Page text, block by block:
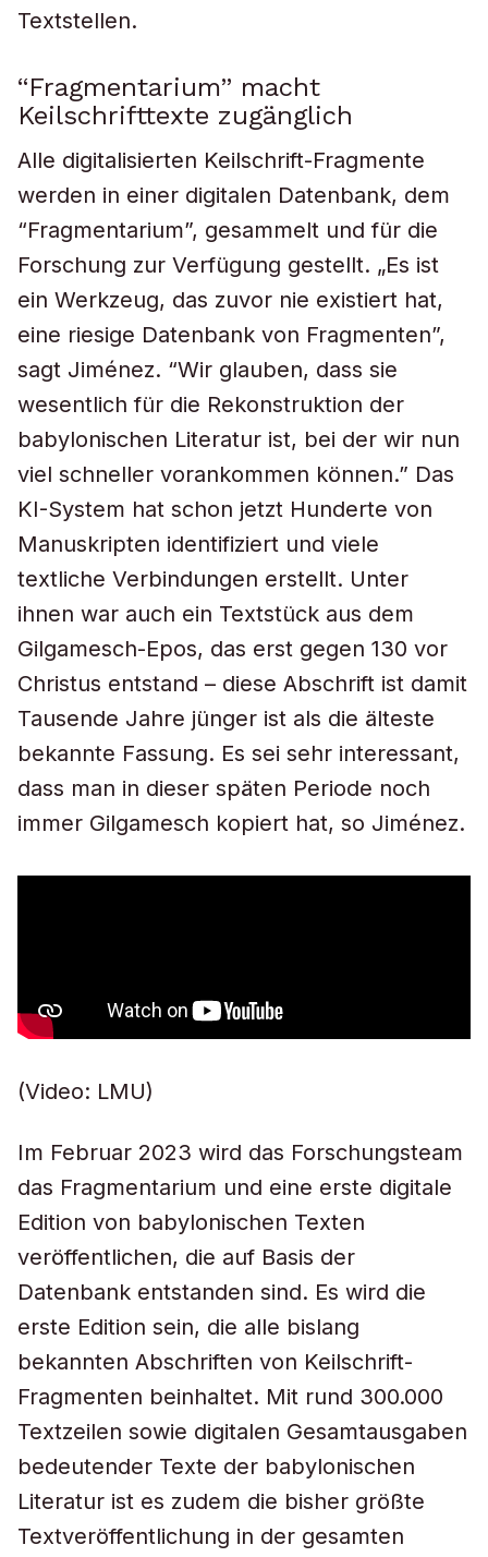
Textstellen.
“Fragmentarium” macht
Keilschrifttexte zugänglich
Alle digitalisierten Keilschrift-Fragmente
werden in einer digitalen Datenbank, dem
“Fragmentarium”, gesammelt und für die
Forschung zur Verfügung gestellt. „Es ist
ein Werkzeug, das zuvor nie existiert hat,
eine riesige Datenbank von Fragmenten”,
sagt Jiménez. “Wir glauben, dass sie
wesentlich für die Rekonstruktion der
babylonischen Literatur ist, bei der wir nun
viel schneller vorankommen können.” Das
KI-System hat schon jetzt Hunderte von
Manuskripten identifiziert und viele
textliche Verbindungen erstellt. Unter
ihnen war auch ein Textstück aus dem
Gilgamesch-Epos, das erst gegen 130 vor
Christus entstand – diese Abschrift ist damit
Tausende Jahre jünger ist als die älteste
bekannte Fassung. Es sei sehr interessant,
dass man in dieser späten Periode noch
immer Gilgamesch kopiert hat, so Jiménez.
(Video: LMU)
Im Februar 2023 wird das Forschungsteam
das Fragmentarium und eine erste digitale
Edition von babylonischen Texten
veröffentlichen, die auf Basis der
Datenbank entstanden sind. Es wird die
erste Edition sein, die alle bislang
bekannten Abschriften von Keilschrift-
Fragmenten beinhaltet. Mit rund 300.000
Textzeilen sowie digitalen Gesamtausgaben
bedeutender Texte der babylonischen
Literatur ist es zudem die bisher größte
Textveröffentlichung in der gesamten